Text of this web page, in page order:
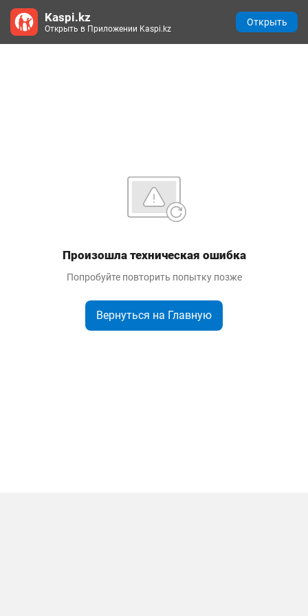
Произошла техническая ошибка
Попробуйте повторить попытку позже
Вернуться на Главную
Kaspi.kz
Открыть в Приложении Kaspi.kz
Открыть